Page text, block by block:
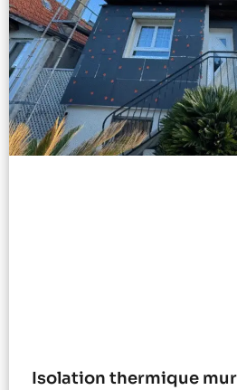
Isolation thermique